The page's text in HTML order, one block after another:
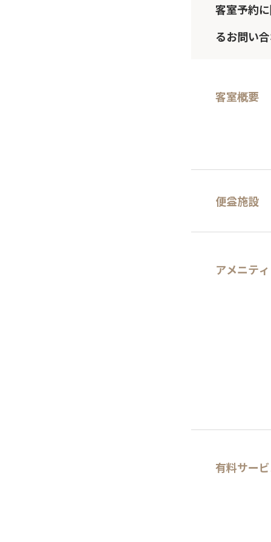
客室予約
るお問い
客室概要
便益施設
アメニティ
有料サー